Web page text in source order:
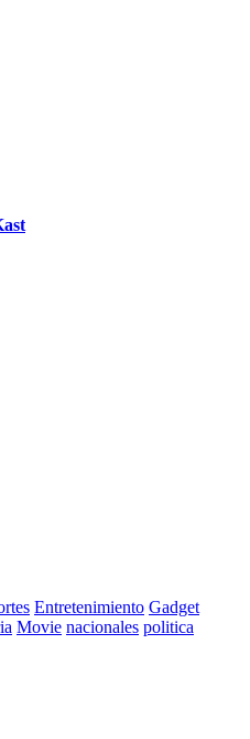
Entretenimiento Gadget
Movie nacionales politica